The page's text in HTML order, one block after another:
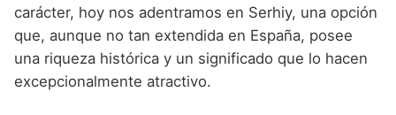
Nombres de niño que empiezan por G
Nombres de niño que empiezan por H
Nombres de niño que empiezan por I
Nombres de Niño Cantabros
Nombres de Niño Castellanos
Nombres de Niño Catalanes
Nombres de Niño Mitologicos
Nombres de Niño Romanos
Nombres de Niño Vikingos
Nombres de Niño Chinos
Nombres de Niño Franceses
Nombres de Niño Hispanoamericanos
carácter, hoy nos adentramos en Serhiy, una opción
que, aunque no tan extendida en España, posee
una riqueza histórica y un significado que lo hacen
excepcionalmente atractivo.